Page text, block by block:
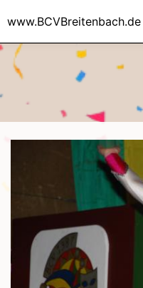
www.BCVBreitenbach.de